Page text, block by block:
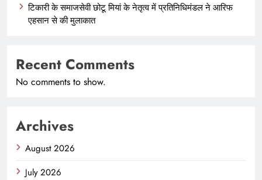
टिकारी के समाजसेवी छोटू मियां के नेतृत्व में प्रतिनिधिमंडल ने आरिफ
एहसान से की मुलाकात
Recent Comments
No comments to show.
Archives
August 2026
July 2026